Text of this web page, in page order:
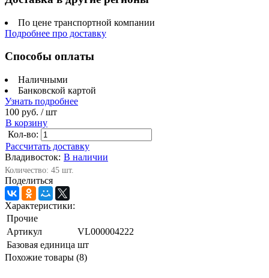
По цене транспортной компании
Подробнее про доставку
Способы оплаты
Наличными
Банковской картой
Узнать подробнее
100 руб. / шт
В корзину
Кол-во:
Рассчитать доставку
Владивосток: В наличии
Количество: 45 шт.
Поделиться
Характеристики:
Прочие
Артикул
VL000004222
Базовая единица шт
Похожие товары (8)